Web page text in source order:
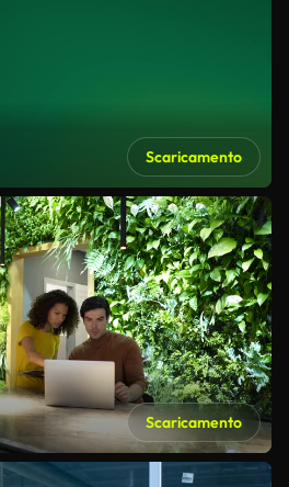
Scaricamento
Scaricamento